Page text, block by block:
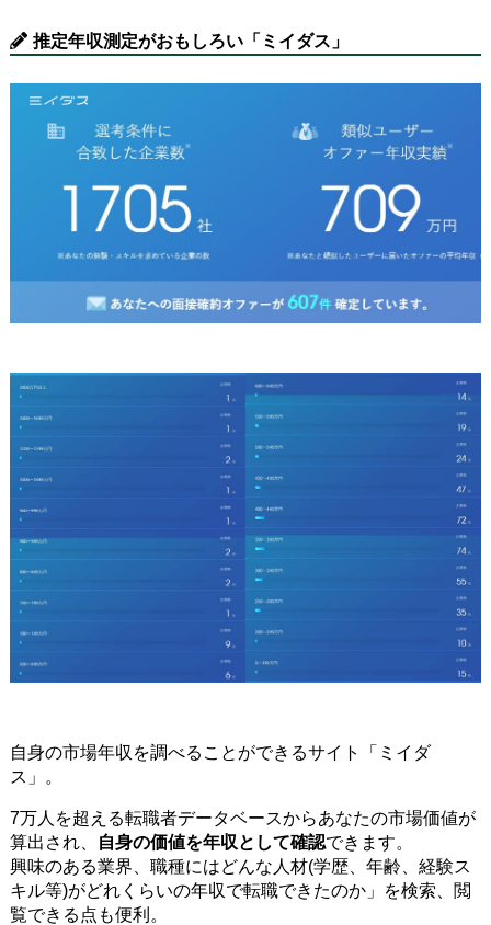
推定年収測定がおもしろい「ミイダス」
自身の市場年収を調べることができるサイト「ミイダ
ス」。
7万人を超える転職者データベースからあなたの市場価値が
算出され、
自身の価値を年収として確認できます。
興味のある業界、職種にはどんな人材(学歴、年齢、経験ス
キル等)がどれくらいの年収で転職できたのか」を検索、閲
覧できる点も便利。